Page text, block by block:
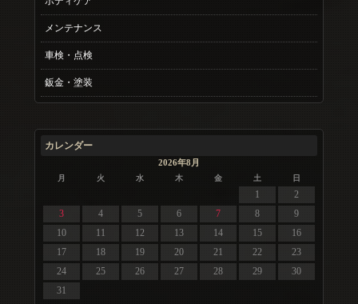
メンテナンス
車検・点検
鈑金・塗装
カレンダー
2026年8月
月 火 水 木 金 土 日
1
2
3
4 5 6 7 8
9
10
11 12 13 14 15
16
17
18 19 20 21 22
23
24
25 26 27 28 29
30
31